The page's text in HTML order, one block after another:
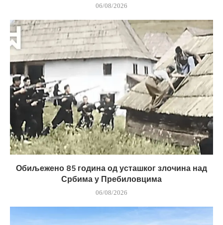
06/08/2026
Обиљежено 85 година од усташког злочина над
Србима у Пребиловцима
06/08/2026